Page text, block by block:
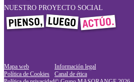
NUESTRO PROYECTO SOCIAL
Mapa web
Política de Cookies
Información legal
Canal de ética